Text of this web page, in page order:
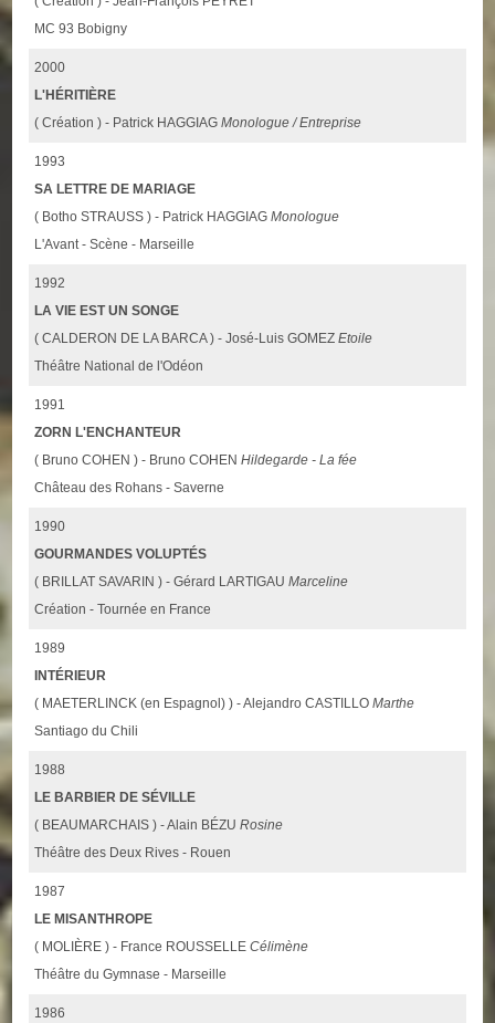
MC 93 Bobigny
2000
L'HÉRITIÈRE
( Création ) - Patrick HAGGIAGMonologue / Entreprise
1993
SA LETTRE DE MARIAGE
( Botho STRAUSS ) - Patrick HAGGIAGMonologue
L'Avant - Scène - Marseille
1992
LA VIE EST UN SONGE
( CALDERON DE LA BARCA ) - José-Luis GOMEZEtoile
Théâtre National de l'Odéon
1991
ZORN L'ENCHANTEUR
( Bruno COHEN ) - Bruno COHENHildegarde - La fée
Château des Rohans - Saverne
1990
GOURMANDES VOLUPTÉS
( BRILLAT SAVARIN ) - Gérard LARTIGAUMarceline
Création - Tournée en France
1989
INTÉRIEUR
( MAETERLINCK (en Espagnol) ) - Alejandro CASTILLOMarthe
Santiago du Chili
1988
LE BARBIER DE SÉVILLE
( BEAUMARCHAIS ) - Alain BÉZURosine
Théâtre des Deux Rives - Rouen
1987
LE MISANTHROPE
( MOLIÈRE ) - France ROUSSELLECélimène
Théâtre du Gymnase - Marseille
1986